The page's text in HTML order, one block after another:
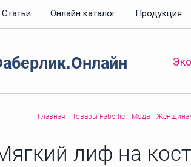
Статьи Онлайн каталог Продукция
Главная - Товары Faberlic - Мода -
лиф на